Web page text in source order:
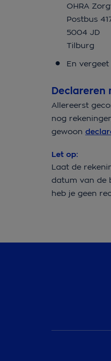
OHRA
Postbus
5004 JD
Tilburg
En
Declareren
Allereerst
nog
gewoon
Let op:
Laat de
datum van de
heb je geen